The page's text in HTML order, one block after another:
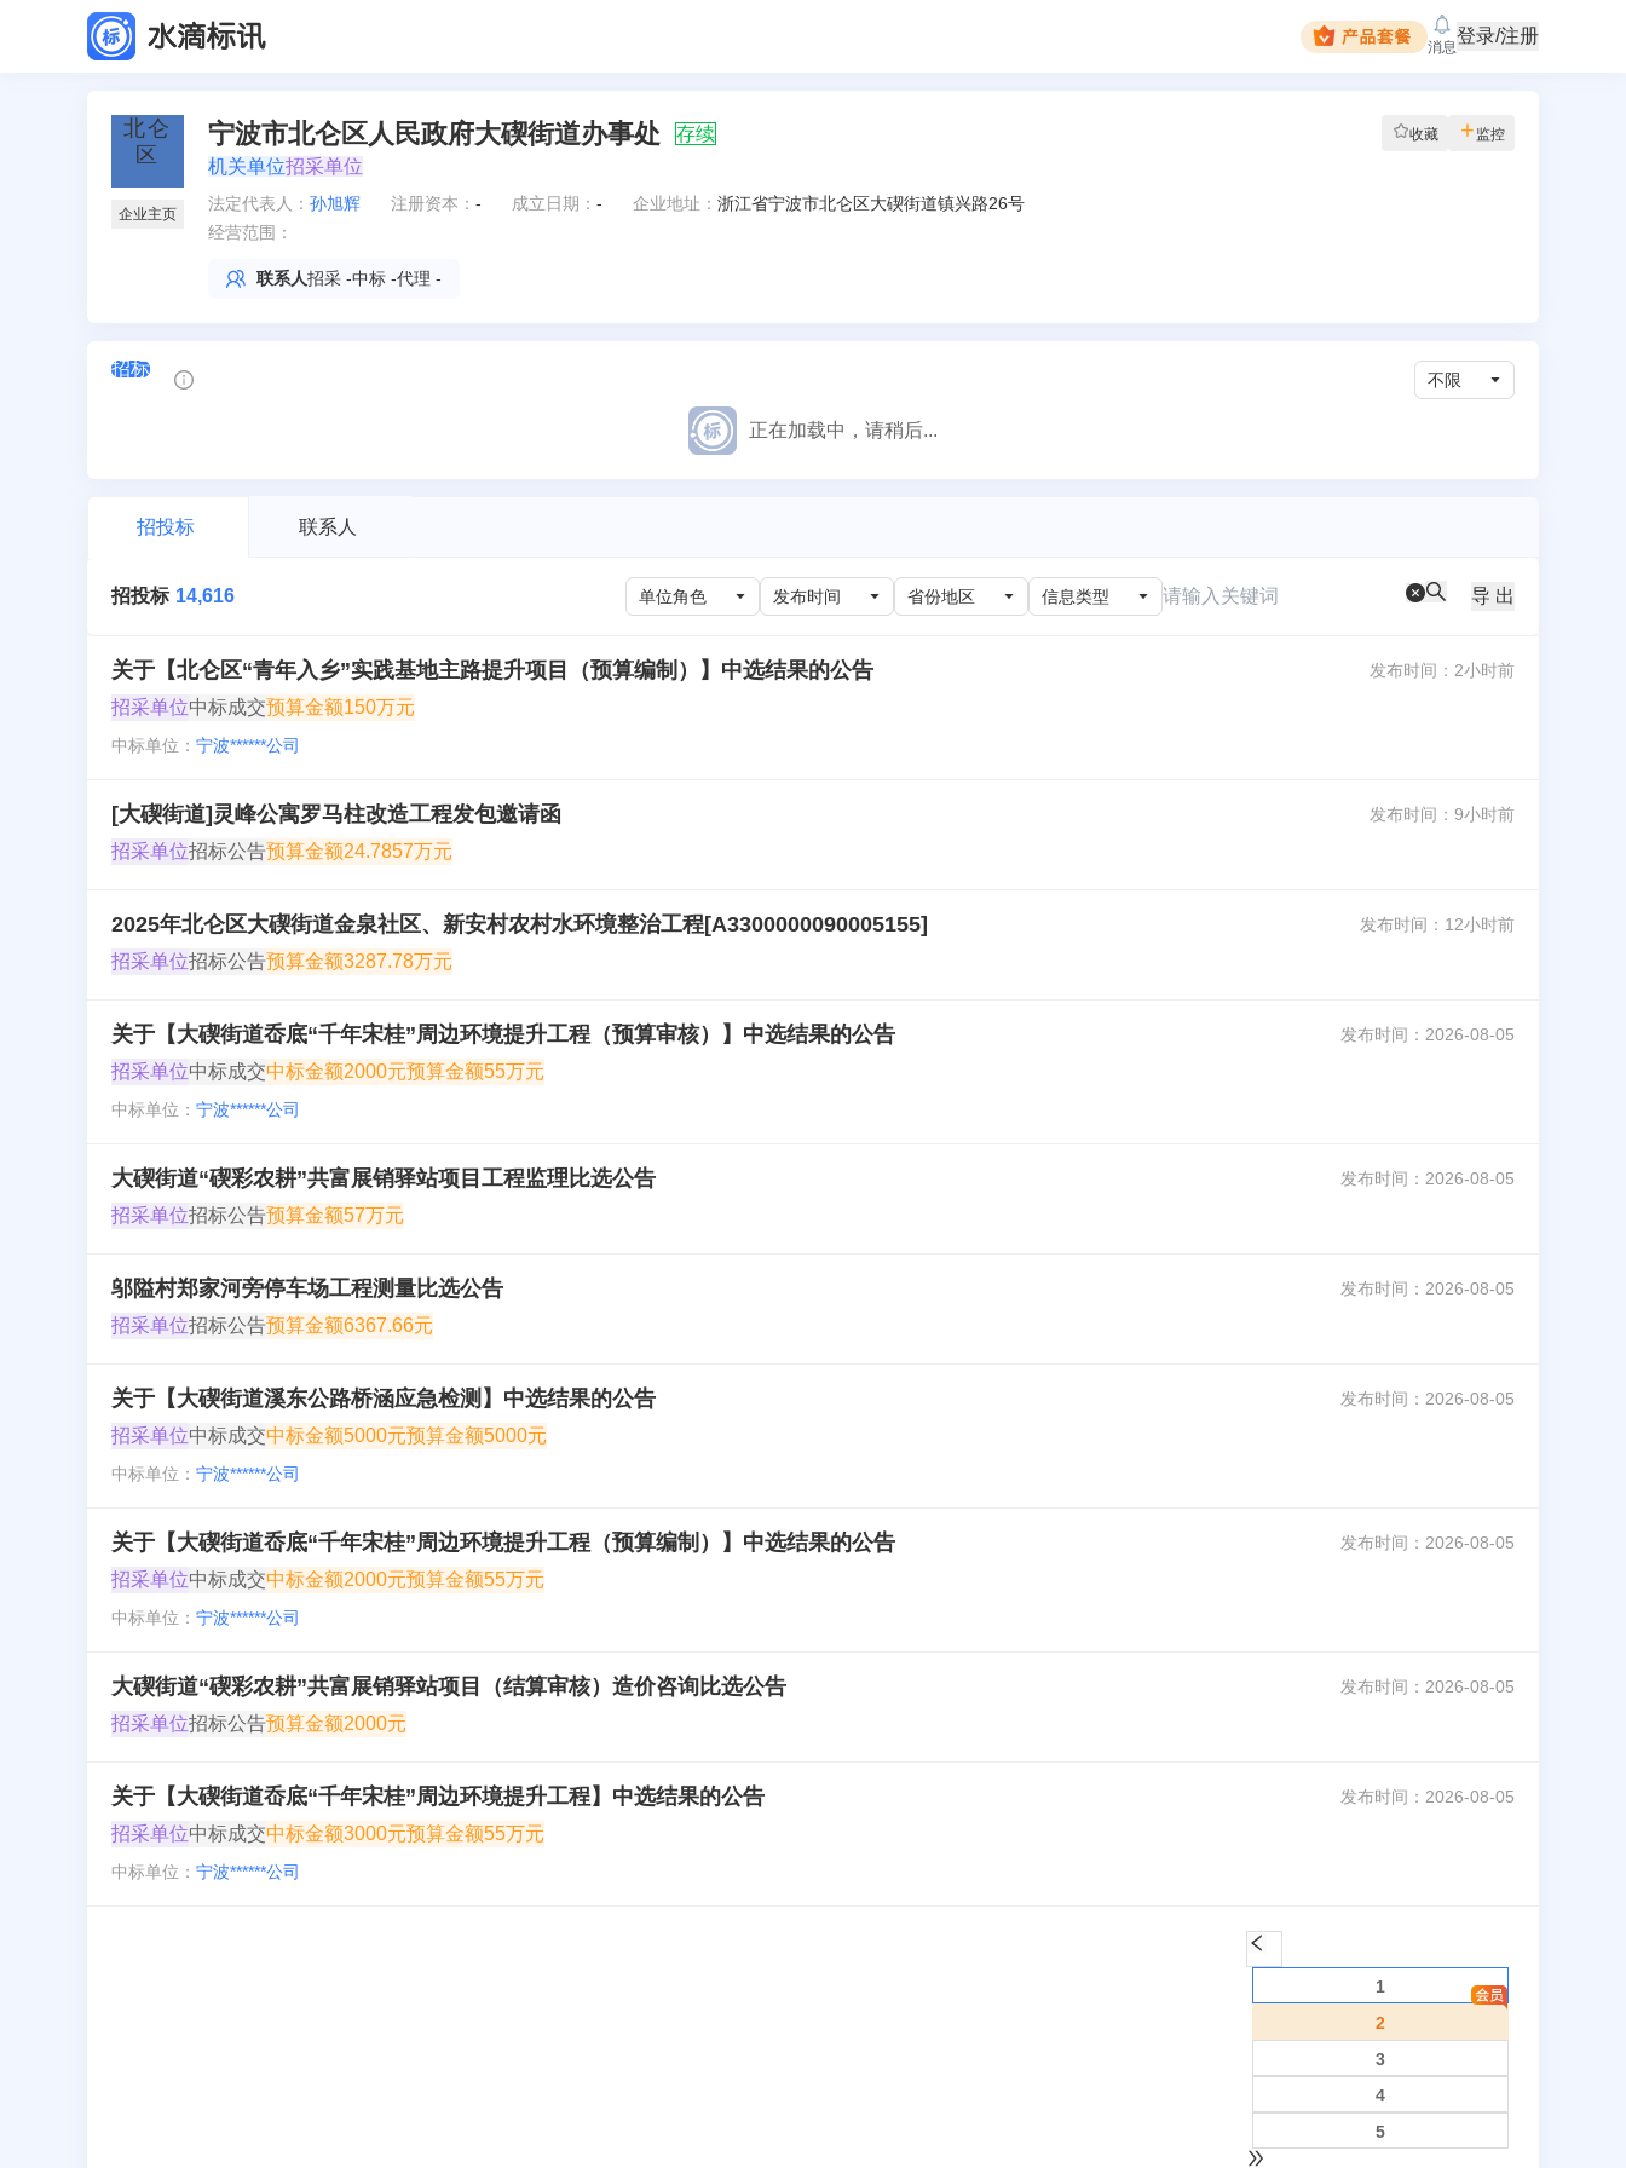
消息
登录/注册
企业主页
宁波市北仑区人民政府大碶街道办事处 存续 收藏 监控
机关单位招采单位
法定代表人 ： 孙旭辉 注册资本： - 成立日期： - 企业地址： 浙江省宁波市北仑区大碶街道镇兴路26号
经营范围：
联系人招采 -中标 -代理 -
招标
不限
正在加载中，请稍后...
招投标 联系人
招投标 14,616 单位角色 发布时间 省份地区 信息类型 导 出
关于【北仑区“青年入乡”实践基地主路提升项目（预算编制）】中选结果的公告 发布时间： 2小时前
招采单位中标成交预算金额150万元
中标单位： 宁波******公司
[大碶街道]灵峰公寓罗马柱改造工程发包邀请函 发布时间： 9小时前
招采单位招标公告预算金额24.7857万元
2025年北仑区大碶街道金泉社区、新安村农村水环境整治工程[A3300000090005155] 发布时间： 12小时前
招采单位招标公告预算金额3287.78万元
关于【大碶街道岙底“千年宋桂”周边环境提升工程（预算审核）】中选结果的公告 发布时间： 2026-08-05
招采单位中标成交中标金额2000元预算金额55万元
中标单位： 宁波******公司
大碶街道“碶彩农耕”共富展销驿站项目工程监理比选公告 发布时间： 2026-08-05
招采单位招标公告预算金额57万元
邬隘村郑家河旁停车场工程测量比选公告 发布时间： 2026-08-05
招采单位招标公告预算金额6367.66元
关于【大碶街道溪东公路桥涵应急检测】中选结果的公告 发布时间： 2026-08-05
招采单位中标成交中标金额5000元预算金额5000元
中标单位： 宁波******公司
关于【大碶街道岙底“千年宋桂”周边环境提升工程（预算编制）】中选结果的公告 发布时间： 2026-08-05
招采单位中标成交中标金额2000元预算金额55万元
中标单位： 宁波******公司
大碶街道“碶彩农耕”共富展销驿站项目（结算审核）造价咨询比选公告 发布时间： 2026-08-05
招采单位招标公告预算金额2000元
关于【大碶街道岙底“千年宋桂”周边环境提升工程】中选结果的公告 发布时间： 2026-08-05
招采单位中标成交中标金额3000元预算金额55万元
中标单位： 宁波******公司
1
2
3
4
5